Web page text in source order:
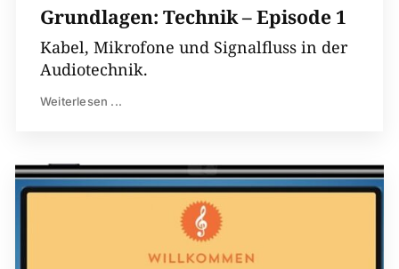
Grundlagen: Technik – Episode 1
Kabel, Mikrofone und Signalfluss in der
Audiotechnik.
Weiterlesen ...